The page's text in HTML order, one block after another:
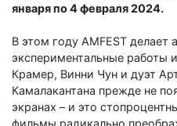
января по 4 февраля 2024.
В этом году AMFEST делает
экспериментальные работы
Крамер, Винни Чун и дуэт
Камалакантана прежде не
экранах – и это
фильмы радикально